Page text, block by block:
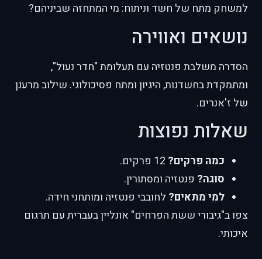
למשחק מתח של חשד וניתוח: מי המתחזה שביניהם?
נושאים ואווירה
הסדרה משלבת פנטזיה עם תעלומת "חדר נעול",
ומתמקדת בחשדנות, היגיון ומתח פסיכולוגי. שילוב מרענן
של ז'אנרים.
שאלות נפוצות
כמה פרקים?
סוגה? פנטזיה ומסתורין.
למי מתאים? לחובבי פנטזיה ומותחני חידה.
צפו ב"גיבורי ששת הפרחים" אונליין בעברית עם תרגום
איכותי.